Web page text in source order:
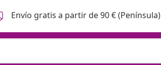
Envío gratis a partir de 90 € (Península)